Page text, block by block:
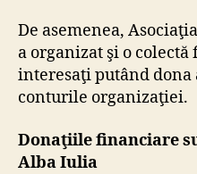
De asemenea,
a organizat şi o
interesaţi putând
conturile organizaţiei.
Donaţiile financiare
Alba Iulia